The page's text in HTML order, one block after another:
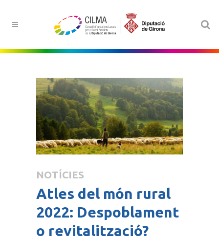
NOTÍCIES
Atles del món rural
2022: Despoblament
o revitalització?